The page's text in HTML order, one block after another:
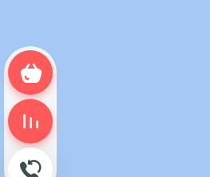
Корзина пуста
Обратный звонок